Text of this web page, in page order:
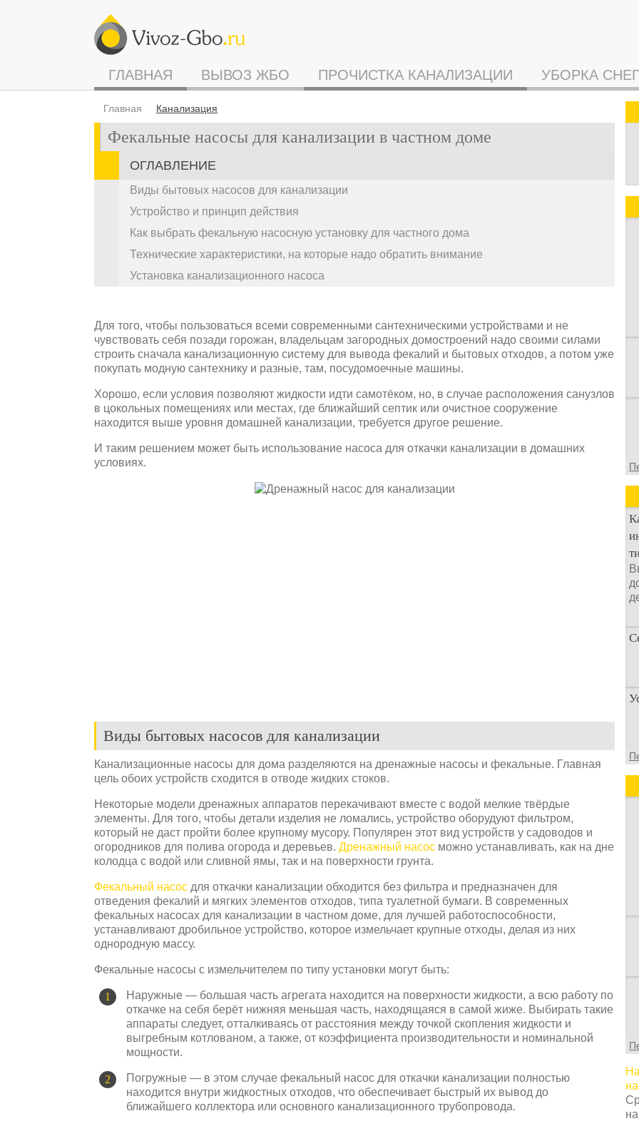
ГЛАВНАЯ ВЫВОЗ ЖБО ПРОЧИСТКА КАНАЛИЗАЦИИ УБОРКА
Главная Канализация
Фекальные насосы для канализации в частном доме
ОГЛАВЛЕНИЕ
Виды бытовых насосов для канализации
Устройство и принцип действия
Как выбрать фекальную насосную установку для частного дома
Технические характеристики, на которые надо обратить внимание
Установка канализационного насоса
Для того, чтобы пользоваться всеми современными сантехническими устройствами и не
чувствовать себя позади горожан, владельцам загородных домостроений надо своими силами
строить сначала канализационную систему для вывода фекалий и бытовых отходов, а потом уже
покупать модную сантехнику и разные, там, посудомоечные машины.
Хорошо, если условия позволяют жидкости идти самотёком, но, в случае расположения санузлов
в цокольных помещениях или местах, где ближайший септик или очистное сооружение
находится выше уровня домашней канализации, требуется другое решение.
И таким решением может быть использование насоса для откачки канализации в домашних
условиях.
Виды бытовых насосов для канализации
Канализационные насосы для дома разделяются на дренажные насосы и фекальные. Главная
цель обоих устройств сходится в отводе жидких стоков.
Некоторые модели дренажных аппаратов перекачивают вместе с водой мелкие твёрдые
элементы. Для того, чтобы детали изделия не ломались, устройство оборудуют фильтром,
который не даст пройти более крупному мусору. Популярен этот вид устройств у садоводов и
огородников для полива огорода и деревьев. Дренажный насос можно устанавливать, как на дне
колодца с водой или сливной ямы, так и на поверхности грунта.
Фекальный насос для откачки канализации обходится без фильтра и предназначен для
отведения фекалий и мягких элементов отходов, типа туалетной бумаги. В современных
фекальных насосах для канализации в частном доме, для лучшей работоспособности,
устанавливают дробильное устройство, которое измельчает крупные отходы, делая из них
однородную массу.
Фекальные насосы с измельчителем по типу установки могут быть:
Наружные — большая часть агрегата находится на поверхности жидкости, а всю работу по
откачке на себя берёт нижняя меньшая часть, находящаяся в самой жиже. Выбирать такие
аппараты следует, отталкиваясь от расстояния между точкой скопления жидкости и
выгребным котлованом, а также, от коэффициента производительности и номинальной
мощности.
Погружные — в этом случае фекальный насос для откачки канализации полностью
находится внутри жидкостных отходов, что обеспечивает быстрый их вывод до
ближайшего коллектора или основного канализационного трубопровода.